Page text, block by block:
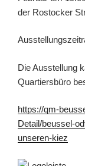
der Rostocker
Die Ausstellung
Quartiersbüro
https://qm-
Detail/beussel-
unseren-kiez